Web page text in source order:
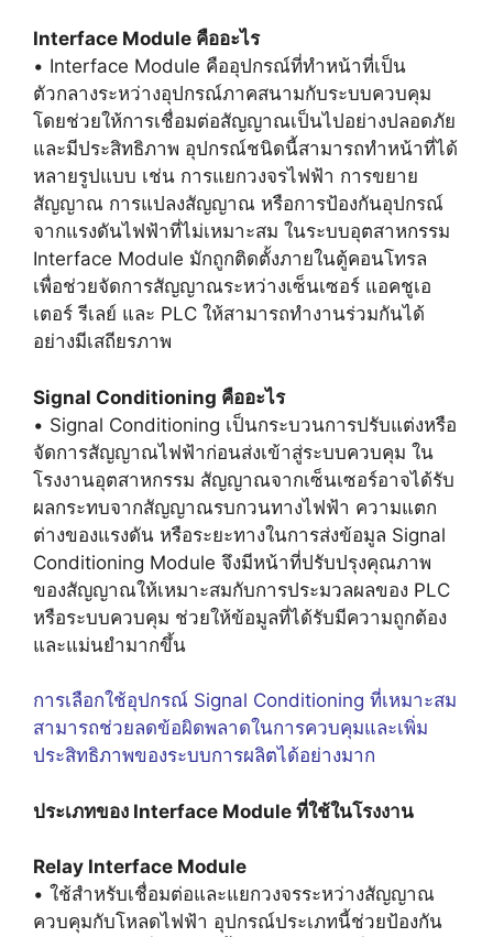
Interface Module คืออะไร
• Interface Module คืออุปกรณ์ที่ทำหน้าที่เป็น
ตัวกลางระหว่างอุปกรณ์ภาคสนามกับระบบควบคุม
โดยช่วยให้การเชื่อมต่อสัญญาณเป็นไปอย่างปลอดภัย
และมีประสิทธิภาพ อุปกรณ์ชนิดนี้สามารถทำหน้าที่ได้
หลายรูปแบบ เช่น การแยกวงจรไฟฟ้า การขยาย
สัญญาณ การแปลงสัญญาณ หรือการป้องกันอุปกรณ์
จากแรงดันไฟฟ้าที่ไม่เหมาะสม ในระบบอุตสาหกรรม
Interface Module มักถูกติดตั้งภายในตู้คอนโทรล
เพื่อช่วยจัดการสัญญาณระหว่างเซ็นเซอร์ แอคชูเอ
เตอร์ รีเลย์ และ PLC ให้สามารถทำงานร่วมกันได้
อย่างมีเสถียรภาพ
Signal Conditioning คืออะไร
• Signal Conditioning เป็นกระบวนการปรับแต่งหรือ
จัดการสัญญาณไฟฟ้าก่อนส่งเข้าสู่ระบบควบคุม ใน
โรงงานอุตสาหกรรม สัญญาณจากเซ็นเซอร์อาจได้รับ
ผลกระทบจากสัญญาณรบกวนทางไฟฟ้า ความแตก
ต่างของแรงดัน หรือระยะทางในการส่งข้อมูล Signal
Conditioning Module จึงมีหน้าที่ปรับปรุงคุณภาพ
ของสัญญาณให้เหมาะสมกับการประมวลผลของ PLC
หรือระบบควบคุม ช่วยให้ข้อมูลที่ได้รับมีความถูกต้อง
และแม่นยำมากขึ้น
การเลือกใช้อุปกรณ์ Signal Conditioning ที่เหมาะสม
สามารถช่วยลดข้อผิดพลาดในการควบคุมและเพิ่ม
ประสิทธิภาพของระบบการผลิตได้อย่างมาก
ประเภทของ Interface Module ที่ใช้ในโรงงาน
Relay Interface Module
• ใช้สำหรับเชื่อมต่อและแยกวงจรระหว่างสัญญาณ
ควบคุมกับโหลดไฟฟ้า อุปกรณ์ประเภทนี้ช่วยป้องกัน